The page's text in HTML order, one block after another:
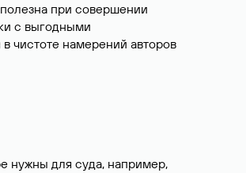
при совершении
с выгодными
чистоте намерений авторов
нужны для суда, например,